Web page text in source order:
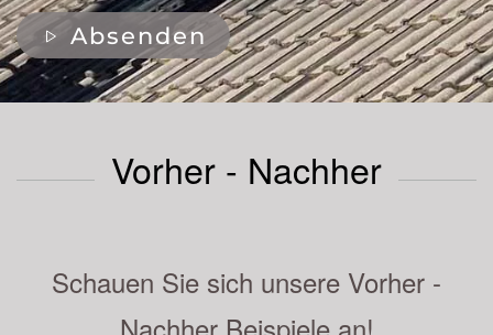
Absenden
Vorher - Nachher
Schauen Sie sich unsere Vorher -